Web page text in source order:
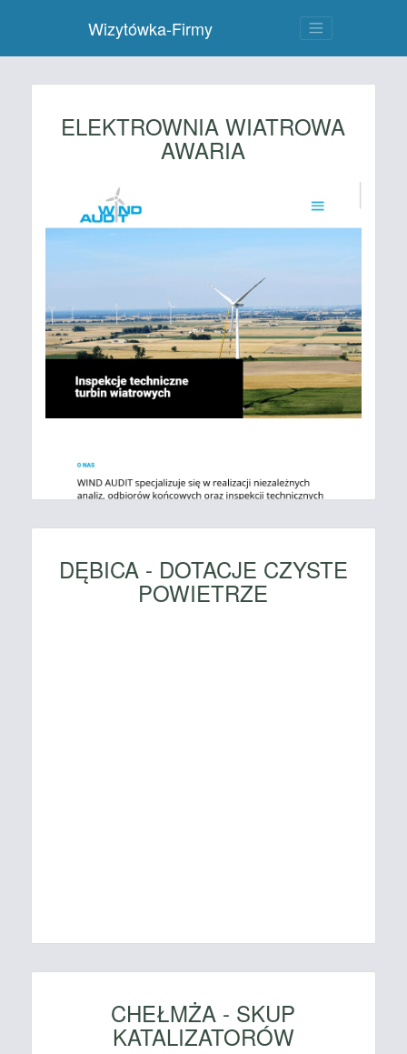
Wizytówka-Firmy
ELEKTROWNIA WIATROWA
AWARIA
DĘBICA - DOTACJE CZYSTE
POWIETRZE
CHEŁMŻA - SKUP
KATALIZATORÓW